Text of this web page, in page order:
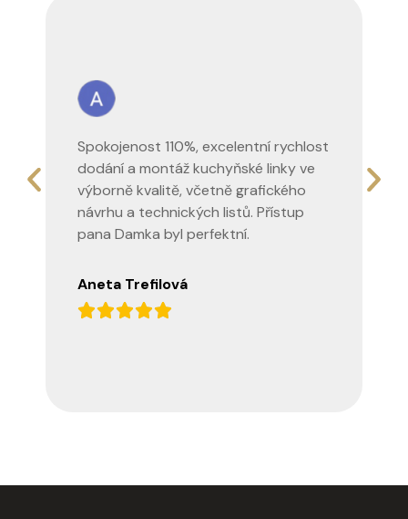
Spokojenost 110%, excelentní rychlost
dodání a montáž kuchyňské linky ve
výborně kvalitě, včetně grafického
návrhu a technických listů. Přístup
pana Damka byl perfektní.
Aneta Trefilová